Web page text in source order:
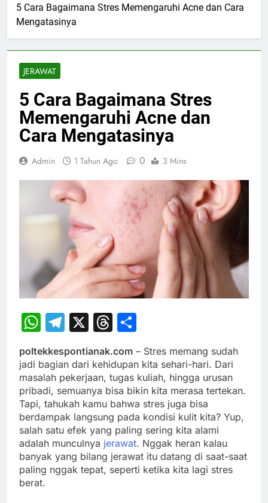
5 Cara Bagaimana Stres Memengaruhi Acne dan Cara
Mengatasinya
JERAWAT
5 Cara Bagaimana Stres
Memengaruhi Acne dan
Cara Mengatasinya
Admin 1 Tahun Ago 0 3 Mins
WhatsApp
Telegram
X Threads
poltekkespontianak.com – Stres memang sudah
jadi bagian dari kehidupan kita sehari-hari. Dari
masalah pekerjaan, tugas kuliah, hingga urusan
pribadi, semuanya bisa bikin kita merasa tertekan.
Tapi, tahukah kamu bahwa stres juga bisa
berdampak langsung pada kondisi kulit kita? Yup,
salah satu efek yang paling sering kita alami
adalah munculnya jerawat. Nggak heran kalau
banyak yang bilang jerawat itu datang di saat-saat
paling nggak tepat, seperti ketika kita lagi stres
berat.